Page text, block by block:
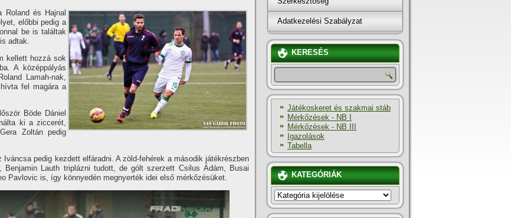
Roland és Hajnal
előbbi pedig a
be is találtak
adtak.
kellett hozzá sok
A középpályás
Lamah-nak,
fel magára a
Böde Dániel
ki a ziccerét,
Zoltán pedig
pedig kezdett elfáradni. A zöld-fehérek a második játékrészben
Benjamin Lauth triplázni tudott, de gólt szerzett Csilus Ádám, Busai
Pavlovic is, í­gy könnyedén megnyerték idei első mérkőzésüket.
Adatkezelési Szabályzat
KERESÉS
Játékoskeret és szakmai stáb
Mérkőzések - NB I
Mérkőzések - NB III
Igazolások
Tabella
KATEGÓRIÁK
KATEGÓRIÁK